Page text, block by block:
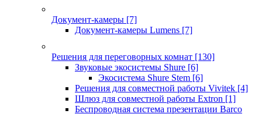
Документ-камеры [7]
Документ-камеры Lumens [7]
Решения для переговорных комнат [130]
Звуковые экосистемы Shure [6]
Экосистема Shure Stem [6]
Решения для совместной работы Vivitek [4]
Шлюз для совместной работы Extron [1]
Беспроводная система презентации Barco